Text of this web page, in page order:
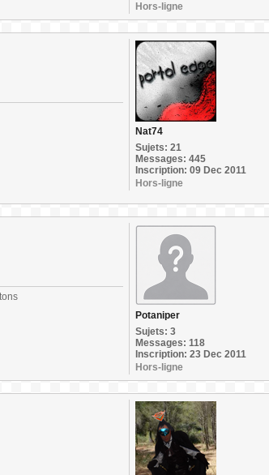
Hors-ligne
Nat74
Sujets: 21
Messages: 445
Inscription: 09 Dec 2011
Hors-ligne
Potaniper
Sujets: 3
Messages: 118
Inscription: 23 Dec 2011
Hors-ligne